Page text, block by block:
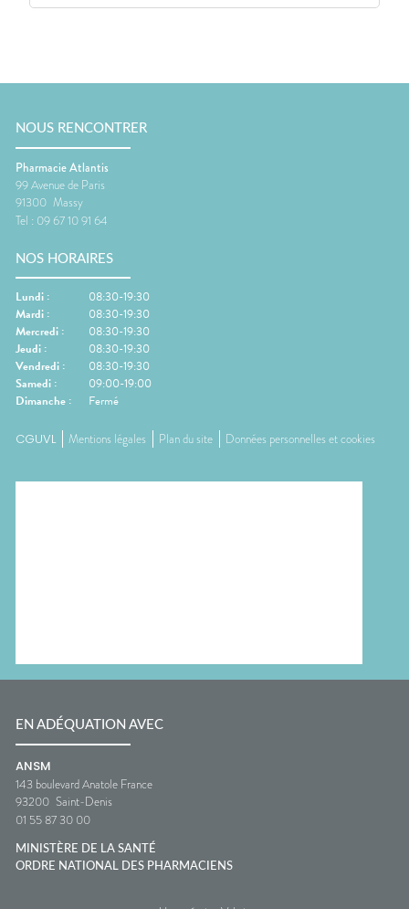
NOUS RENCONTRER
Pharmacie Atlantis
99 Avenue de Paris
91300 Massy
Tel : 09 67 10 91 64
NOS HORAIRES
Lundi :
08:30-19:30
Mardi :
08:30-19:30
Mercredi :
08:30-19:30
Jeudi :
08:30-19:30
Vendredi :
08:30-19:30
Samedi :
09:00-19:00
Dimanche : Fermé
CGUVL Mentions légales Plan du site Données personnelles et cookies
EN ADÉQUATION AVEC
ANSM
143 boulevard Anatole France
93200 Saint-Denis
01 55 87 30 00
MINISTÈRE DE LA SANTÉ
ORDRE NATIONAL DES PHARMACIENS